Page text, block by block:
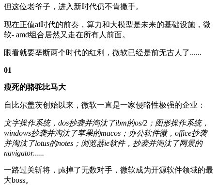
但这位老爷子，进入新时代仍不肯撒手。
现在正值ai时代的前奏，算力和大模型是未来的基础设施，微
软- amd组合居然又走在所有人前面。
眼看就要垄断两个时代的红利，微软已经是前无古人了......
01
瘦死的骆驼比马大
自比尔盖茨创始以来，微软一直是一家侵略性极强的企业：
文字操作系统，dos抄袭并淘汰了ibm的os/2； 图形操作系统，
windows抄袭并淘汰了苹果的macos； 办公软件微，office抄袭
并淘汰了lotus的notes； 浏览器ie软件，抄袭并淘汰了网景的
navigator......
一路过关斩将，pk掉了无数对手，微软成为开源软件领域的最
大boss。